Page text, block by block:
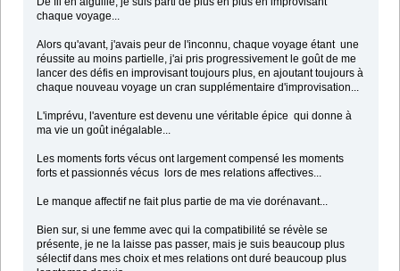
chaque voyage...
Alors qu'avant, j'avais peur de l'inconnu, chaque voyage étant une
réussite au moins partielle, j'ai pris progressivement le goût de me
lancer des défis en improvisant toujours plus, en ajoutant toujours à
chaque nouveau voyage un cran supplémentaire d'improvisation...
L'imprévu, l'aventure est devenu une véritable épice qui donne à
ma vie un goût inégalable...
Les moments forts vécus ont largement compensé les moments
forts et passionnés vécus lors de mes relations affectives...
Le manque affectif ne fait plus partie de ma vie dorénavant...
Bien sur, si une femme avec qui la compatibilité se révèle se
présente, je ne la laisse pas passer, mais je suis beaucoup plus
sélectif dans mes choix et mes relations ont duré beaucoup plus